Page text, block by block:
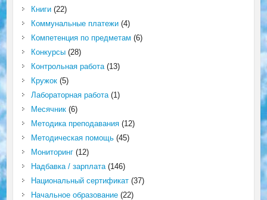
Книги(22)
Коммунальные платежи(4)
Компетенция по предметам (6)
Конкурсы(28)
Контрольная работа(13)
Кружок(5)
Лабораторная работа(1)
Месячник(6)
Методика преподавания(12)
Методическая помощь(45)
Мониторинг(12)
Надбавка / зарплата(146)
Национальный сертификат(37)
Начальное образование(22)